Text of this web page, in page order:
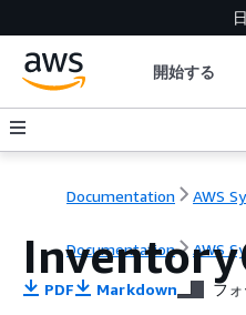
開始する
Documentation AWS
Documentation AWS
PDF Markdown フ